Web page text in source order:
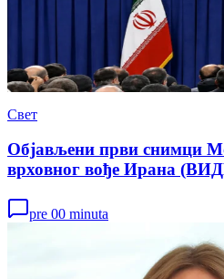
Свет
Објављени први снимци
врховног вође Ирана
pre 00 minuta